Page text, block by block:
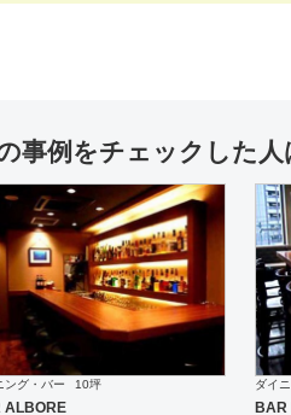
事例をチェックした
ング・バー 10坪
ALBORE
ダイ
BAR